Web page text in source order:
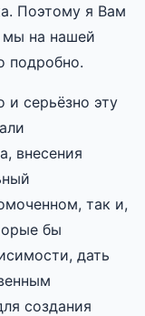
Поэтому я Вам
мы на нашей
подробно.
и серьёзно эту
внесения
так и,
бы
дать
создания